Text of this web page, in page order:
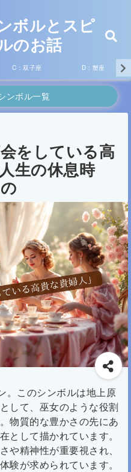
ボルとスピ
のお話
C：双子座 D：蟹座
ンボル一覧
をしている高
生の休息時
。このシンボルは地上原
して、巫女のような役割
物質的な豊かさの先にあ
として描かれています。
や精神性が重要視され、
験が求められています。